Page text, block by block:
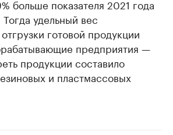
больше показателя 2021 года
удельный вес
готовой продукции
предприятия —
продукции составило
и пластмассовых